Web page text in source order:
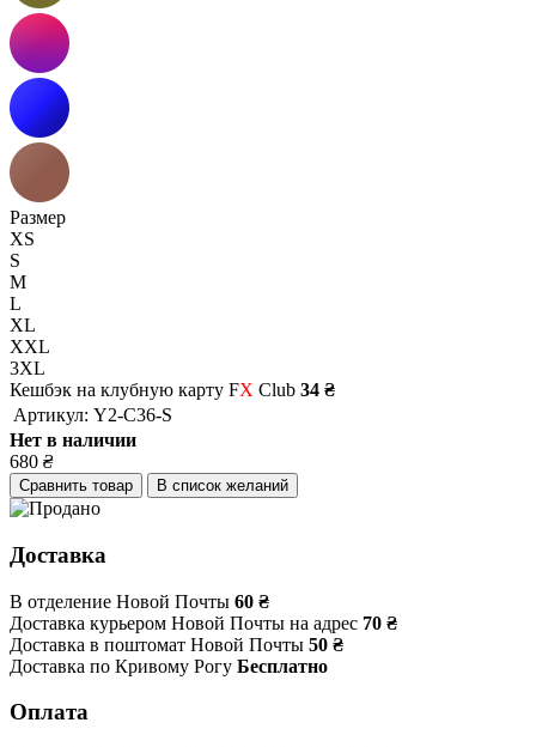
Размер
XS
S
M
L
XL
XXL
3XL
Кешбэк на клубную карту FX Club 34 ₴
Артикул: Y2-C36-S
Нет в наличии
680 ₴
Сравнить товар В список желаний
Доставка
В отделение Новой Почты 60 ₴
Доставка курьером Новой Почты на адрес 70 ₴
Доставка в поштомат Новой Почты 50 ₴
Доставка по Кривому Рогу Бесплатно
Оплата